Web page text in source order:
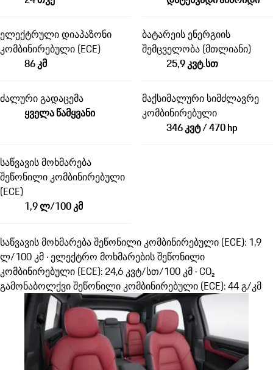
ელექტრული დიაპაზონი
კომბინირებული (ECE)
86 კმ
ბატარეის ენერგიის
შემცველობა (მთლიანი)
25,9 კვტ.სთ
ძალური გადაცემა
ყველა წამყვანი
მაქსიმალური სიმძლავრე
კომბინირებული
346 კვტ / 470 hp
საწვავის მოხმარება
შეწონილი კომბინირებული
(ECE)
1,9 ლ/100 კმ
საწვავის მოხმარება შეწონილი კომბინირებული (ECE): 1,9
ლ/100 კმ · ელექტრო მოხმარების შეწონილი
კომბინირებული (ECE): 24,6 კვტ/სთ/100 კმ · CO₂
გამონაბოლქვი შეწონილი კომბინირებული (ECE): 44 გ/კმ